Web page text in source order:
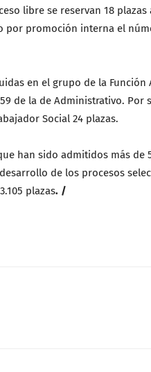
libre se reservan 18
por promoción interna el
en el grupo de la Función
de la de Administrativo. Por
Social 24 plazas.
han sido admitidos más de
de los procesos
plazas. /